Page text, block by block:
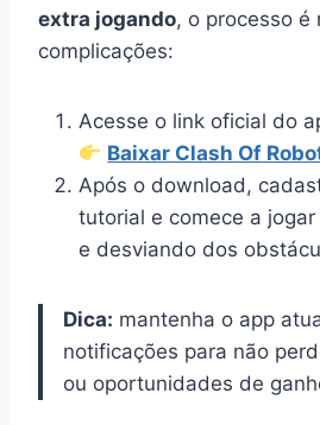
extra jogando, o processo é
complicações:
Acesse o link oficial do
Baixar Clash Of
Após o download,
tutorial e comece a
e desviando dos
Dica: mantenha o app
notificações para não
ou oportunidades de